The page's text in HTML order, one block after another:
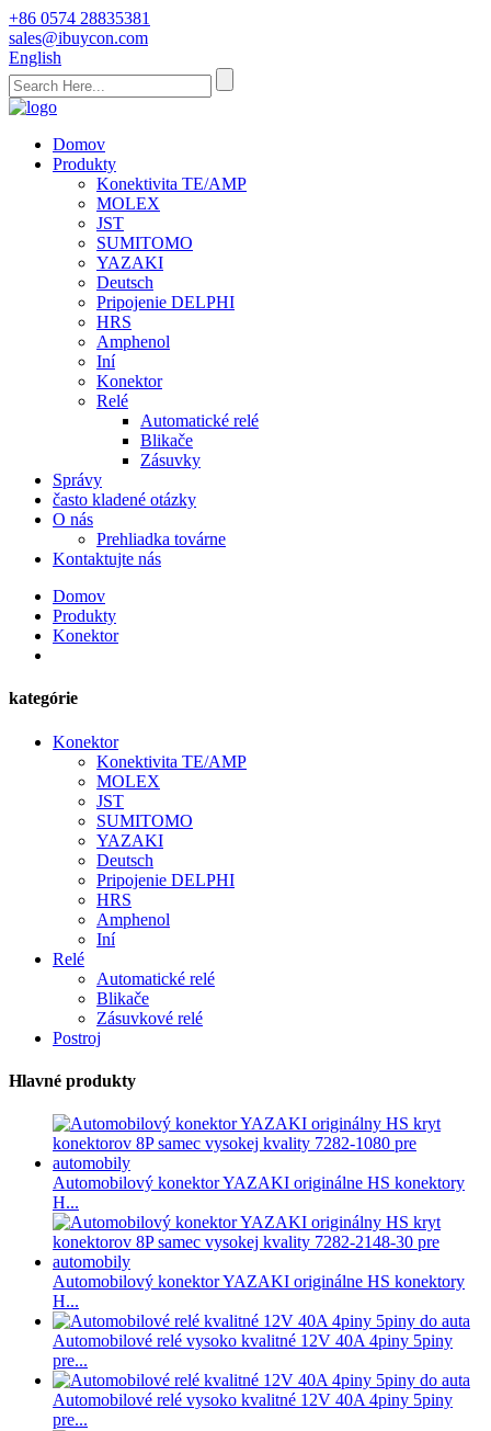
+86 0574 28835381
sales@ibuycon.com
English
Domov
Produkty
Konektivita TE/AMP
MOLEX
JST
SUMITOMO
YAZAKI
Deutsch
Pripojenie DELPHI
HRS
Amphenol
Iní
Konektor
Relé
Automatické relé
Blikače
Zásuvky
Správy
často kladené otázky
O nás
Prehliadka továrne
Kontaktujte nás
Domov
Produkty
Konektor
kategórie
Konektor
Konektivita TE/AMP
MOLEX
JST
SUMITOMO
YAZAKI
Deutsch
Pripojenie DELPHI
HRS
Amphenol
Iní
Relé
Automatické relé
Blikače
Zásuvkové relé
Postroj
Hlavné produkty
Automobilový konektor YAZAKI originálne HS konektory
H...
Automobilový konektor YAZAKI originálne HS konektory
H...
Automobilové relé vysoko kvalitné 12V 40A 4piny 5piny
pre...
Automobilové relé vysoko kvalitné 12V 40A 4piny 5piny
pre...